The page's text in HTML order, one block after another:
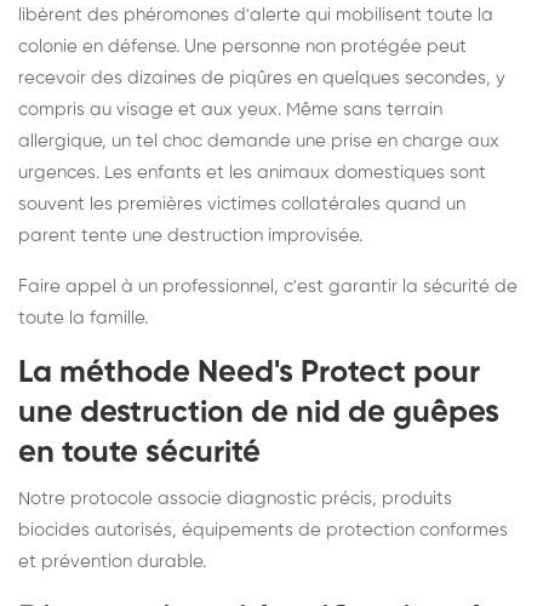
libèrent des phéromones d'alerte qui mobilisent toute la
colonie en défense. Une personne non protégée peut
recevoir des dizaines de piqûres en quelques secondes, y
compris au visage et aux yeux. Même sans terrain
allergique, un tel choc demande une prise en charge aux
urgences. Les enfants et les animaux domestiques sont
souvent les premières victimes collatérales quand un
parent tente une destruction improvisée.
Faire appel à un professionnel, c'est garantir la sécurité de
toute la famille.
La méthode Need's Protect pour
une destruction de nid de guêpes
en toute sécurité
Notre protocole associe diagnostic précis, produits
biocides autorisés, équipements de protection conformes
et prévention durable.